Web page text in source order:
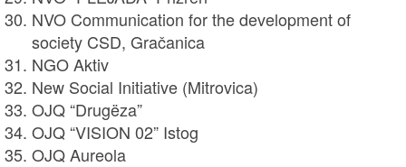
NVO Communication for the development of
society CSD, Gračanica
NGO Aktiv
New Social Initiative (Mitrovica)
OJQ “Drugëza”
OJQ “VISION 02” Istog
OJQ Aureola